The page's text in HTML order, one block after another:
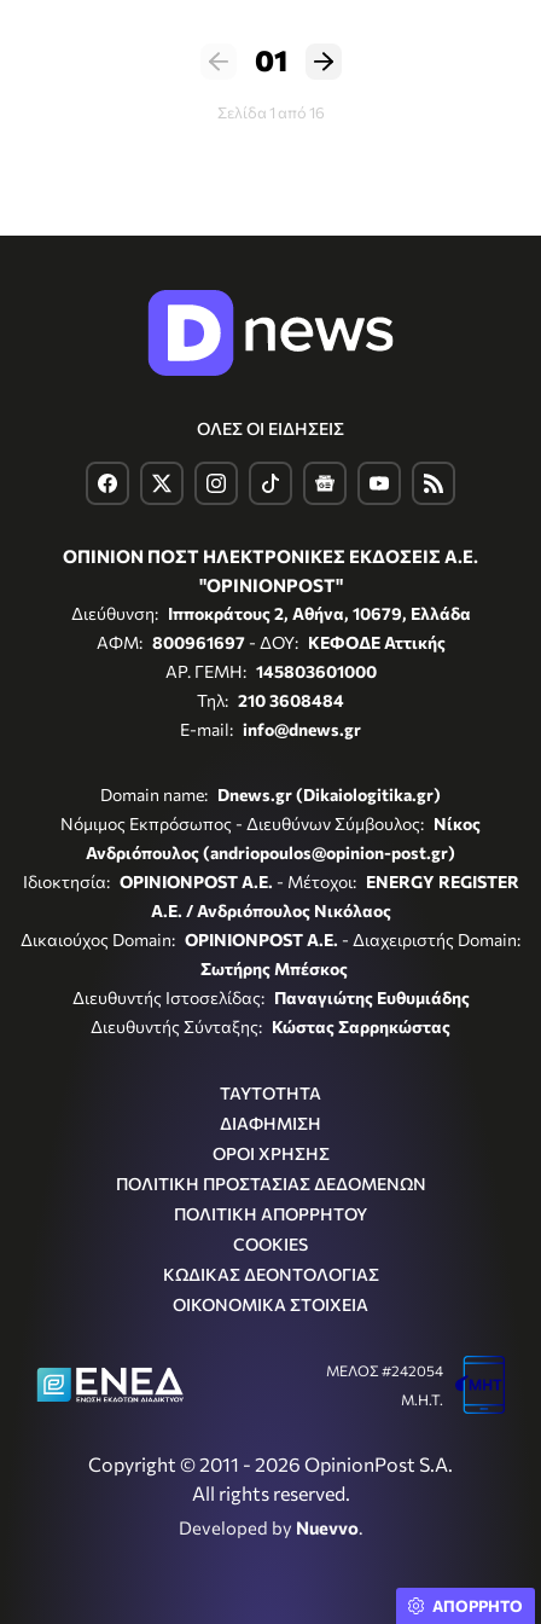
01
Σελίδα 1 από 16
ΟΛΕΣ ΟΙ ΕΙΔΗΣΕΙΣ
ΟΠΙΝΙΟΝ ΠΟΣΤ ΗΛΕΚΤΡΟΝΙΚΕΣ ΕΚΔΟΣΕΙΣ Α.Ε.
"OPINIONPOST"
Διεύθυνση: Ιπποκράτους 2, Αθήνα, 10679, Ελλάδα
ΑΦΜ: 800961697- ΔΟΥ: ΚΕΦΟΔΕ Αττικής
ΑΡ. ΓΕΜΗ: 145803601000
Τηλ: 210 3608484
E-mail: info@dnews.gr
Domain name: Dnews.gr (Dikaiologitika.gr)
Νόμιμος Εκπρόσωπος - Διευθύνων Σύμβουλος: Νίκος
Ανδριόπουλος (andriopoulos@opinion-post.gr)
Ιδιοκτησία: OPINIONPOST A.E. - Μέτοχοι: ENERGY REGISTER
Α.Ε. / Ανδριόπουλος Νικόλαος
Δικαιούχος Domain: OPINIONPOST A.E. - Διαχειριστής Domain:
Σωτήρης Μπέσκος
Διευθυντής Ιστοσελίδας: Παναγιώτης Ευθυμιάδης
Διευθυντής Σύνταξης: Κώστας Σαρρηκώστας
ΤΑΥΤΟΤΗΤΑ
ΔΙΑΦΗΜΙΣΗ
ΟΡΟΙ ΧΡΗΣΗΣ
ΠΟΛΙΤΙΚΗ ΠΡΟΣΤΑΣΙΑΣ ΔΕΔΟΜΕΝΩΝ
ΠΟΛΙΤΙΚΗ ΑΠΟΡΡΗΤΟΥ
COOKIES
ΚΩΔΙΚΑΣ ΔΕΟΝΤΟΛΟΓΙΑΣ
ΟΙΚΟΝΟΜΙΚΑ ΣΤΟΙΧΕΙΑ
Copyright © 2011 - 2026 OpinionPost S.A.
All rights reserved.
Developed by Nuevvo.
ΜΕΛΟΣ #242054
Μ.Η.Τ.
ΑΠΟΡΡΗΤΟ